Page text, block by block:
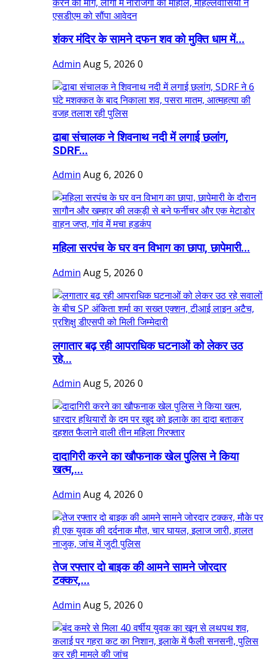
शंकर मंदिर के सामने दफन शव को मुक्ति धाम में...
Admin Aug 5, 2026 0
ढाबा संचालक ने शिवनाथ नदी में लगाई छलांग,
SDRF...
Admin Aug 6, 2026 0
महिला सरपंच के घर वन विभाग का छापा, छापेमारी...
Admin Aug 5, 2026 0
लगातार बढ़ रही आपराधिक घटनाओं को लेकर उठ
रहे...
Admin Aug 5, 2026 0
दादागिरी करने का खौफनाक खेल पुलिस ने किया
खत्म,...
Admin Aug 4, 2026 0
तेज रफ्तार दो बाइक की आमने सामने जोरदार
टक्कर,...
Admin Aug 5, 2026 0